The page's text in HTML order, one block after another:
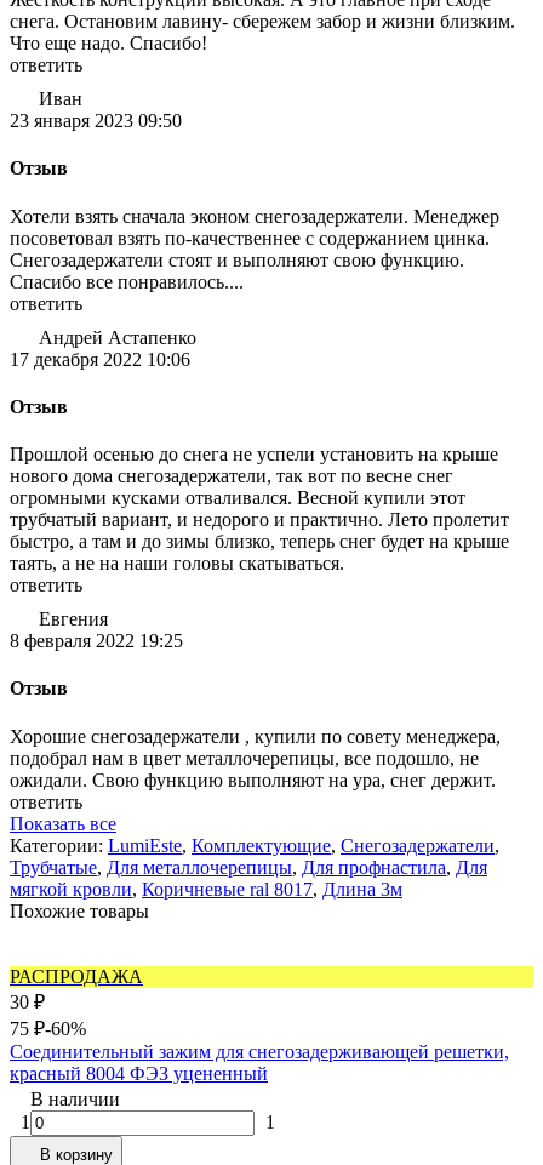
снега. Остановим лавину- сбережем забор и жизни близким.
Что еще надо. Спасибо!
ответить
Иван
23 января 2023 09:50
Отзыв
Хотели взять сначала эконом снегозадержатели. Менеджер
посоветовал взять по-качественнее с содержанием цинка.
Снегозадержатели стоят и выполняют свою функцию.
Спасибо все понравилось....
ответить
Андрей Астапенко
17 декабря 2022 10:06
Отзыв
Прошлой осенью до снега не успели установить на крыше
нового дома снегозадержатели, так вот по весне снег
огромными кусками отваливался. Весной купили этот
трубчатый вариант, и недорого и практично. Лето пролетит
быстро, а там и до зимы близко, теперь снег будет на крыше
таять, а не на наши головы скатываться.
ответить
Евгения
8 февраля 2022 19:25
Отзыв
Хорошие снегозадержатели , купили по совету менеджера,
подобрал нам в цвет металлочерепицы, все подошло, не
ожидали. Свою функцию выполняют на ура, снег держит.
ответить
Показать все
Категории: LumiEste, Комплектующие, Снегозадержатели,
Трубчатые, Для металлочерепицы, Для профнастила, Для
мягкой кровли, Коричневые ral 8017, Длина 3м
Похожие товары
РАСПРОДАЖА
30 ₽
75 ₽-60%
Соединительный зажим для снегозадерживающей решетки,
красный 8004 ФЭЗ уцененный
В наличии
1
1
В корзину